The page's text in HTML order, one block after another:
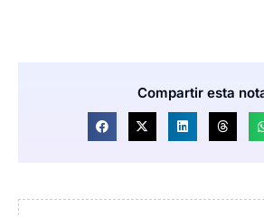
Compartir esta